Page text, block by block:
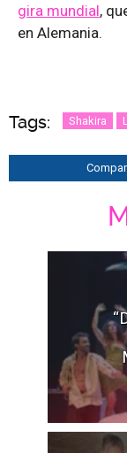
gira mundial,
en Alemania.
Tags: Shakira